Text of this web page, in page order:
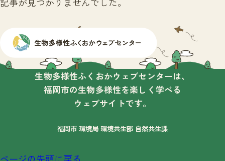
生物多様性ふくおかウェブセンターは、
福岡市の生物多様性を楽しく学べる
ウェブサイトです。
福岡市 環境局 環境共生部 自然共生課